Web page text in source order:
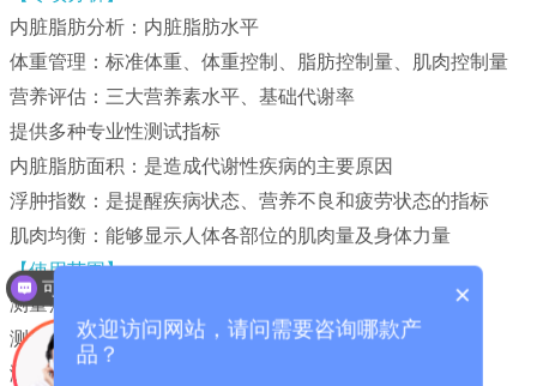
内脏脂肪分析：内脏脂肪水平
体重管理：标准体重、体重控制、脂肪控制量、肌肉控制量
营养评估：三大营养素水平、基础代谢率
提供多种专业性测试指标
内脏脂肪面积：是造成代谢性疾病的主要原因
浮肿指数：是提醒疾病状态、营养不良和疲劳状态的指标
肌肉均衡：能够显示人体各部位的肌肉量及身体力量
【使用范围】
测量范围（身高）50~210cm
测量范围（体重）10~150kg
测量范围（年龄）7~99岁
可以介绍下你们的产品么？
你们是怎么收费的呢？
×
欢迎访问网站，请问需要咨询哪款产
品？